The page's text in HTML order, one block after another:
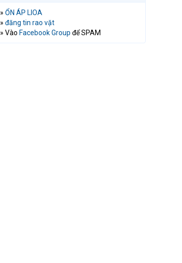
» ỔN ÁP LIOA
» đăng tin rao vặt
» Vào Facebook Group để SPAM